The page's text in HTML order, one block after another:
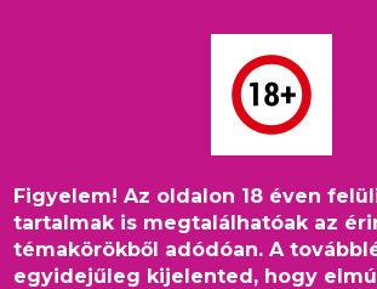
Figyelem! Az oldalon 18 éven
tartalmak is megtalálhatóak az
témakörökből adódóan. A
egyidejűleg kijelented, hogy
Shameless /
Szégyentelenek